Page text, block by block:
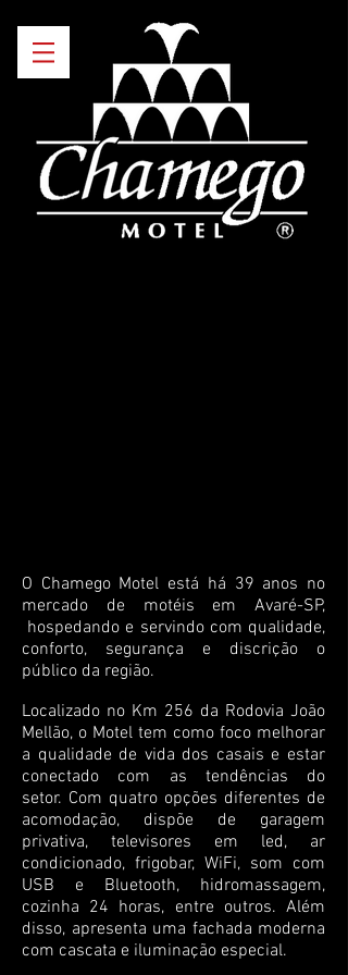
O Chamego Motel está há 39 anos no
mercado de motéis em Avaré-SP,
hospedando e servindo com qualidade,
conforto, segurança e discrição o
público da região.
Localizado no Km 256 da Rodovia João
Mellão, o Motel tem como foco melhorar
a qualidade de vida dos casais e estar
conectado com as tendências do
setor. Com quatro opções diferentes de
acomodação, dispõe de garagem
privativa, televisores em led, ar
condicionado, frigobar, WiFi, som com
USB e Bluetooth, hidromassagem,
cozinha 24 horas, entre outros. Além
disso, apresenta uma fachada moderna
com cascata e iluminação especial.